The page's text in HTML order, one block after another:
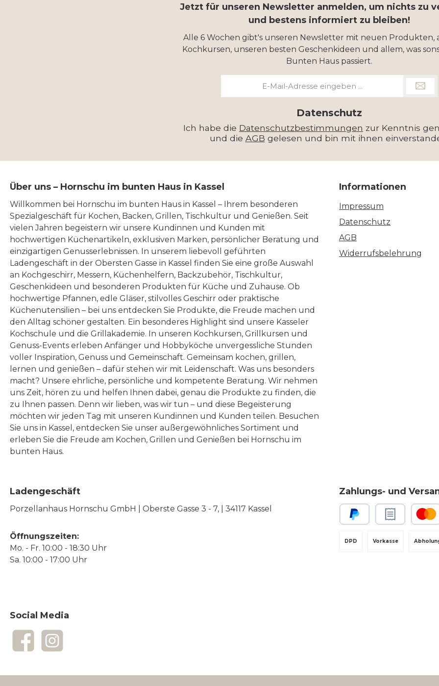
Jetzt für unseren Newsletter anmelden, um nichts zu
und bestens informiert zu bleiben!
Alle 6 Wochen gibt's unseren Newsletter mit neuen Produkten,
Kochkursen, unseren besten Geschenkideen und allem, was
Bunten Haus passiert.
Datenschutz
Ich habe die Datenschutzbestimmungen zur Kenntnis
und die AGB gelesen und bin mit ihnen
Über uns – Hornschu im bunten Haus in Kassel
Willkommen bei Hornschu im bunten Haus in Kassel – Ihrem besonderen
Spezialgeschäft für Kochen, Backen, Grillen, Tischkultur und Genießen. Seit
vielen Jahren begeistern wir unsere Kundinnen und Kunden mit
hochwertigen Küchenartikeln, exklusiven Marken, persönlicher Beratung und
einzigartigen Genusserlebnissen. In unserem liebevoll geführten
Ladengeschäft in der Obersten Gasse in Kassel finden Sie eine große Auswahl
an Kochgeschirr, Messern, Küchenhelfern, Backzubehör, Tischkultur,
Geschenkideen und besonderen Produkten für Küche und Zuhause. Ob
hochwertige Pfannen, edle Gläser, stilvolles Geschirr oder praktische
Küchenutensilien – bei uns entdecken Sie Produkte, die Freude machen und
den Alltag schöner gestalten. Ein besonderes Highlight sind unsere Kasseler
Kochschule und die Grillakademie. In unseren Kochkursen, Grillkursen und
Genuss-Events erleben Anfänger und Hobbyköche unvergessliche Stunden
voller Inspiration, Genuss und Gemeinschaft. Gemeinsam kochen, grillen,
lernen und genießen – dafür stehen wir mit Leidenschaft. Was uns besonders
macht? Unsere ehrliche, persönliche und kompetente Beratung. Wir nehmen
uns Zeit, hören zu und helfen Ihnen dabei, genau die Produkte zu finden, die
zu Ihnen passen. Denn wir lieben, was wir tun – und diese Begeisterung
möchten wir jeden Tag mit unseren Kundinnen und Kunden teilen. Besuchen
Sie uns in Kassel, entdecken Sie unser außergewöhnliches Sortiment und
erleben Sie die Freude am Kochen, Grillen und Genießen bei Hornschu im
bunten Haus.
Informationen
Impressum
Datenschutz
AGB
Widerrufsbelehrung
Ladengeschäft
Porzellanhaus Hornschu GmbH | Oberste Gasse 3 - 7, | 34117 Kassel
Öffnungszeiten:
Mo. - Fr. 10:00 - 18:30 Uhr
Sa. 10:00 - 17:00 Uhr
Zahlungs- und
Vorkasse
DPD
Social Media
FacebookInstagram